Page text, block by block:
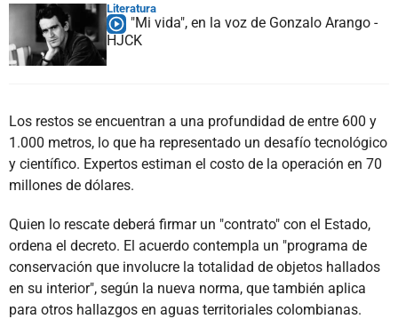
Literatura
"Mi vida", en la voz de Gonzalo Arango -
HJCK
Los restos se encuentran a una profundidad de entre 600 y
1.000 metros, lo que ha representado un desafío tecnológico
y científico. Expertos estiman el costo de la operación en 70
millones de dólares.
Quien lo rescate deberá firmar un "contrato" con el Estado,
ordena el decreto. El acuerdo contempla un "programa de
conservación que involucre la totalidad de objetos hallados
en su interior", según la nueva norma, que también aplica
para otros hallazgos en aguas territoriales colombianas.